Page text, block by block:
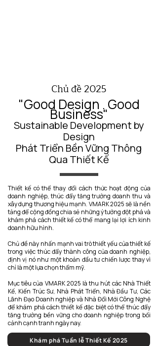
Chủ đề 2025
"Good Design . Good
Business"
Sustainable Development by
Design
Phát Triển Bền Vững Thông
Qua Thiết Kế
Thiết kế có thể thay đổi cách thức hoạt động của
doanh nghiệp, thúc đẩy tăng trưởng doanh thu và
xây dựng thương hiệu mạnh. VMARK 2025 sẽ là nền
tảng để cộng đồng chia sẻ những ý tưởng đột phá và
khám phá cách thiết kế có thể mang lại lợi ích kinh
doanh hữu hình.
Chủ đề này nhấn mạnh vai trò thiết yếu của thiết kế
trong việc thúc đẩy thành công của doanh nghiệp,
định vị nó như một khoản đầu tư chiến lược thay vì
chỉ là một lựa chọn thẩm mỹ.
Mục tiêu của VMARK 2025 là thu hút các Nhà Thiết
Kế, Kiến Trúc Sư, Nhà Phát Triển, Nhà Đầu Tư, Các
Lãnh Đạo Doanh nghiệp và Nhà Đổi Mới Công Nghệ
để khám phá cách thiết kế đặc biệt có thể thúc đẩy
tăng trưởng bền vững cho doanh nghiệp trong bối
cảnh cạnh tranh ngày nay.
Khám phá Tuần lễ Thiết Kế 2025